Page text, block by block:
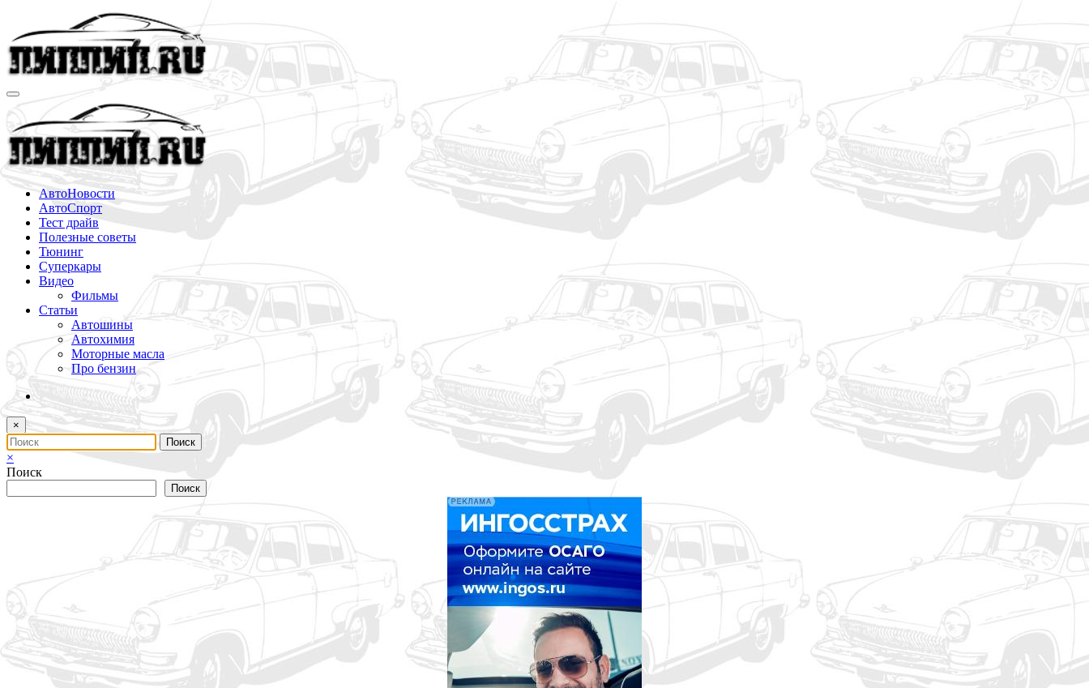
содержимому
АвтоНовости
АвтоСпорт
Тест драйв
Полезные советы
Тюнинг
Суперкары
Видео
Фильмы
Статьи
Автошины
Автохимия
Моторные масла
Про бензин
×
×
Поиск
Поиск